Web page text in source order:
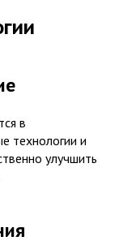
в
технологии и
улучшить